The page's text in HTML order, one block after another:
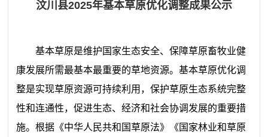
汶川县2025年基本草原优化调整成果公示
基本草原是维护国家生态安全、保障草原畜牧业健
康发展所需最基本最重要的草地资源。基本草原优化调
整是实现草原资源可持续利用，保护草原生态系统完整
性和连通性，促进生态、经济和社会协调发展的重要措
施。根据 《中华人民共和国草原法》
《国家林业和草原